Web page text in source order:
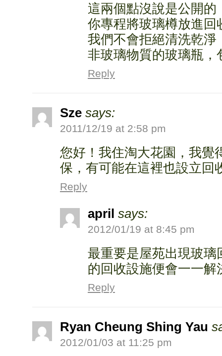
這兩個點沒說是公開
你專程將玻璃樽放進回
我們不會拒絕清洗乾
非玻璃物質的玻璃瓶，
Reply
Sze says:
2011/12/19 at 2:58 pm
您好！我住淘大花園，我覺
保，有可能在這裡也設立回
Reply
april says:
2012/01/19 at 8:45 pm
最重要是屋苑出現玻
的回收設施便會一一解
Reply
Ryan Cheung Shing Yau
2012/01/03 at 11:25 pm